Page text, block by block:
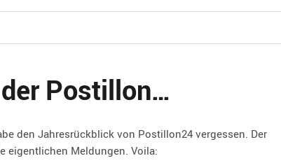
Postillon…
den Jahresrückblick von Postillon24 vergessen. Der
eigentlichen Meldungen. Voila: